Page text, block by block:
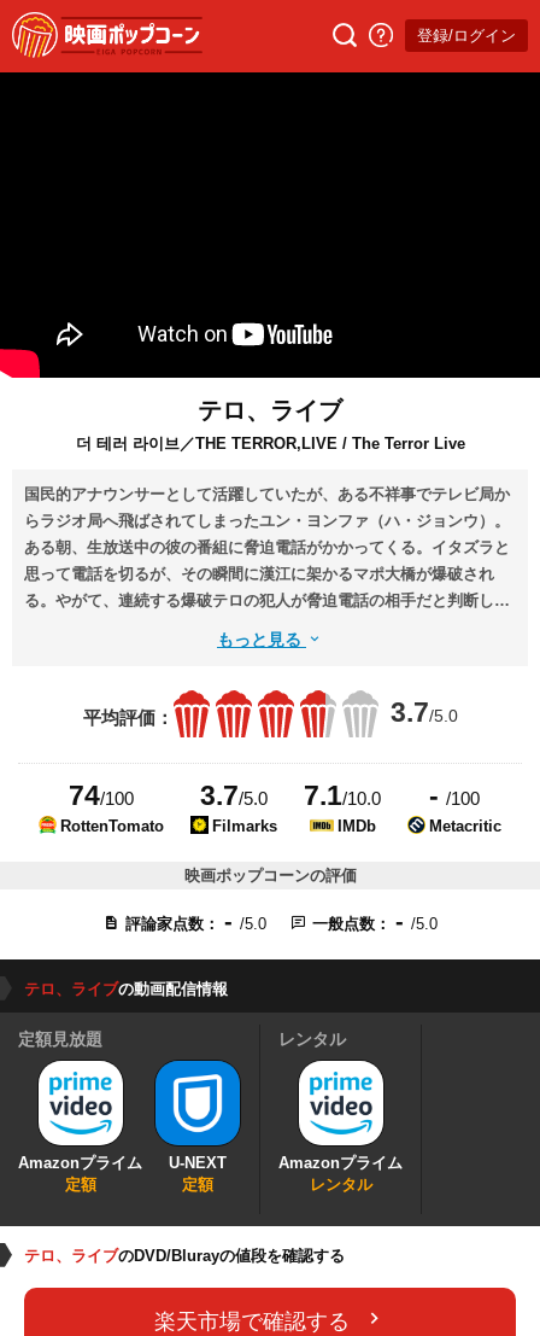
登録/ログイン
テロ、ライブ
더 테러 라이브／THE TERROR,LIVE / The Terror Live
国民的アナウンサーとして活躍していたが、ある不祥事でテレビ局か
らラジオ局へ飛ばされてしまったユン・ヨンファ（ハ・ジョンウ）。
ある朝、生放送中の彼の番組に脅迫電話がかかってくる。イタズラと
思って電話を切るが、その瞬間に漢江に架かるマポ大橋が爆破され
る。やがて、連続する爆破テロの犯人が脅迫電話の相手だと判断した
の謝罪と21億ウォンの現金を要求した犯人は、ヨンファの耳に付けら
もっと見る
平均評価： 3.7/5.0
74/100
RottenTomato
3.7/5.0
Filmarks
7.1/10.0
IMDb
- /100
Metacritic
映画ポップコーンの評価
評論家点数： - /5.0 一般点数： - /5.0
テロ、ライブの動画配信情報
定額見放題
Amazonプライム
定額
U-NEXT
定額
レンタル
Amazonプライム
レンタル
テロ、ライブのDVD/Blurayの値段を確認する
楽天市場で確認する